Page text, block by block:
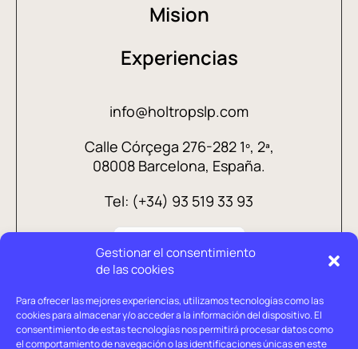
Gestionar el consentimiento
de las cookies
Para ofrecer las mejores experiencias, utilizamos tecnologías como las
cookies para almacenar y/o acceder a la información del dispositivo. El
consentimiento de estas tecnologías nos permitirá procesar datos como
el comportamiento de navegación o las identificaciones únicas en este
Mision
Experiencias
info@holtropslp.com
Calle Córçega 276-282 1º, 2ª,
08008 Barcelona, España.
Tel: (+34) 93 519 33 93